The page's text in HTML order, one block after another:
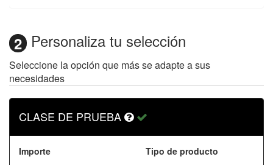
2 Personaliza tu selección
Seleccione la opción que más se adapte a sus
necesidades
CLASE DE PRUEBA
Importe
Tipo de producto